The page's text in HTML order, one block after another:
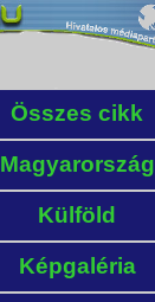
Összes cikk
Magyarország
Külföld
Képgaléria